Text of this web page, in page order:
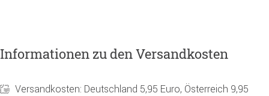
Informationen zu den Versandkosten
Versandkosten: Deutschland 5,95 Euro, Österreich 9,95